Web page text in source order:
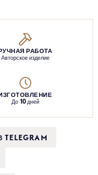
РАБОТА
Авторское изделие
До 10 дней